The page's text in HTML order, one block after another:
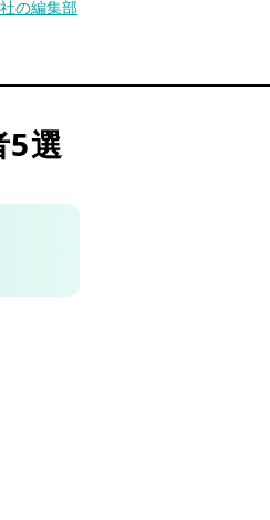
の編集部
5選